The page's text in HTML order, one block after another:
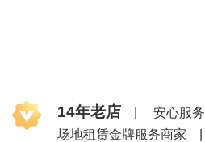
14年老店 安心服务
场地租赁金牌服务商家